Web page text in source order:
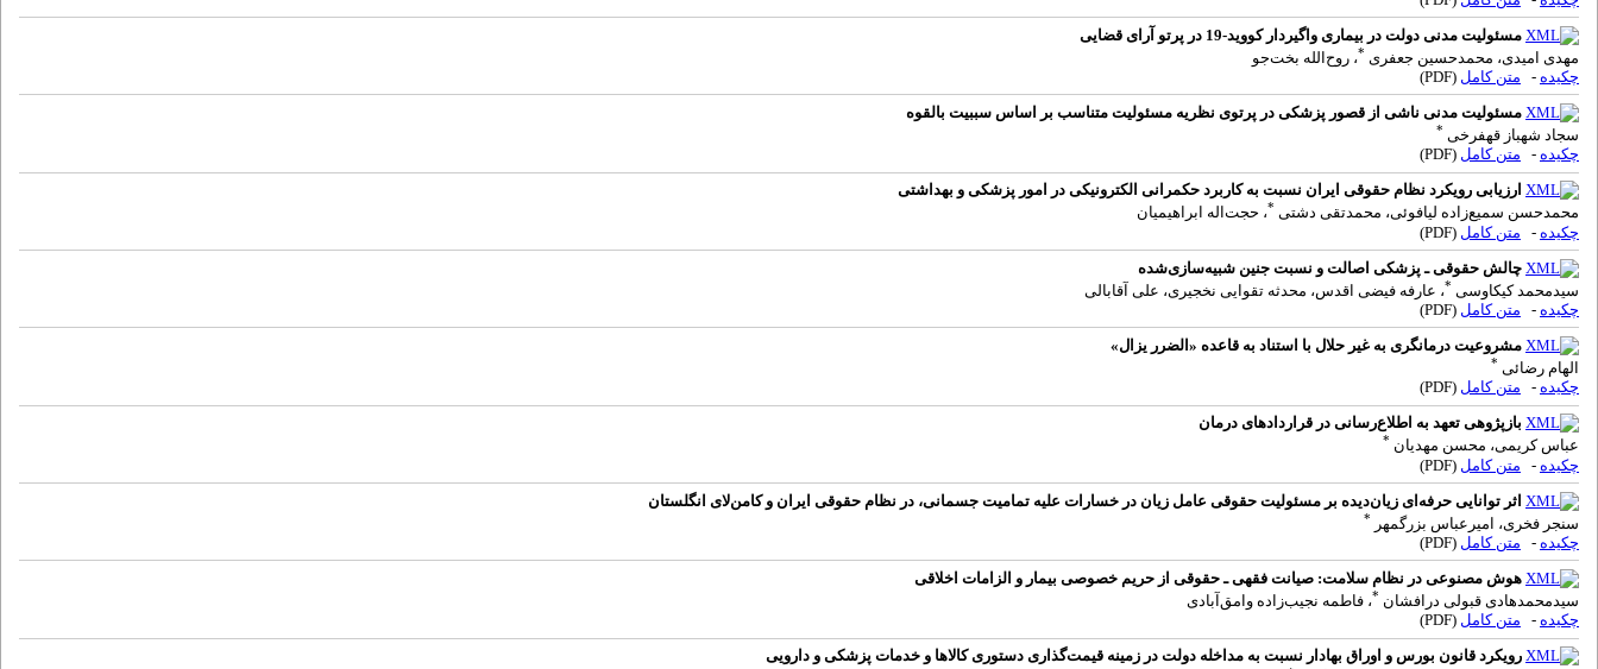
مسئولیت مدنی دولت در بیماری واگیردار کووید-19 در پرتو آرای قضایی
مهدی امیدی‌، محمدحسین جعفری *، روح‌الله بخت‌جو
چکیده - متن کامل (PDF)
مسئولیت مدنی ناشی از قصور پزشکی در پرتوی نظریه مسئولیت متناسب بر اساس سببیت بالقوه
سجاد شهباز قهفرخی *
چکیده - متن کامل (PDF)
ارزیابی رویکرد نظام حقوقی ایران نسبت به کاربرد حکمرانی الکترونیکی در امور پزشکی و بهداشتی
محمدحسن سمیع‌زاده لیافوئی، محمدتقی دشتی *، حجت‌اله ابراهیمیان
چکیده - متن کامل (PDF)
چالش حقوقی ـ پزشکی اصالت و نسبت جنین شبیه‌سازی‌شده
سیدمحمد کیکاوسی *، عارفه فیضی اقدس، محدثه تقوایی نخجیری، علی آقابالی
چکیده - متن کامل (PDF)
مشروعیت درمانگری به غیر حلال با استناد به قاعده «الضرر یزال»
الهام رضائی *
چکیده - متن کامل (PDF)
بازپژوهی تعهد به اطلاع‌رسانی در قراردادهای درمان
عباس کریمی، محسن مهدیان *
چکیده - متن کامل (PDF)
اثر توانایی حرفه‌ای زیان‌دیده بر مسئولیت حقوقی عامل زیان در خسارات علیه تمامیت جسمانی، در نظام حقوقی ایران و کامن‌لای انگلستان
سنجر فخری، امیرعباس بزرگمهر
*
چکیده - متن کامل (PDF)
هوش مصنوعی در نظام سلامت: صیانت فقهی ـ حقوقی از حریم خصوصی بیمار و الزامات اخلاقی
سیدمحمدهادی قبولی درافشان *، فاطمه نجیب‌زاده وامق‌آبادی
چکیده - متن کامل (PDF)
رویکرد قانون بورس و اوراق بهادار نسبت به مداخله دولت در زمینه قیمت‌گذاری دستوری کالاها و خدمات پزشکی و دارویی